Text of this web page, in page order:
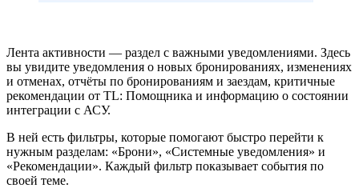
Лента активности — раздел с важными уведомлениями. Здесь
вы увидите уведомления о новых бронированиях, изменениях
и отменах, отчёты по бронированиям и заездам, критичные
рекомендации от TL: Помощника и информацию о состоянии
интеграции с АСУ.
В ней есть фильтры, которые помогают быстро перейти к
нужным разделам: «Брони», «Системные уведомления» и
«Рекомендации». Каждый фильтр показывает события по
своей теме.